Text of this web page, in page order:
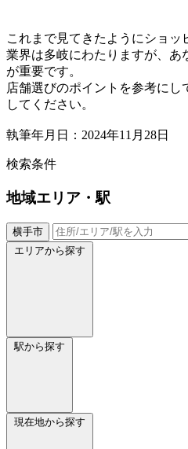
これまで見てきたようにショッ
業界は多岐にわたりますが、あ
が重要です。
店舗選びのポイントを参考に
してください。
執筆年月日：2024年11月28日
検索条件
地域エリア・駅
横手市
エリアから探す
駅から探す
現在地から探す